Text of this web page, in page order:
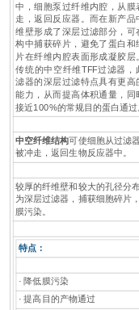
中，细胞泵过纤维内腔，从膜
走，返回反应器。而在新产品
维壁形成了深层过滤部分，可
构中捕获碎片，避免了蛋白和
片在纤维内腔表面形成凝胶层
传统的中空纤维TFF过滤器，
滤器的深层过滤特点具有更高
能力，从而提高体积通量，同
接近100%的常规目的蛋白通过
中空纤维结构可使细胞从过滤
被冲走，返回生物反应器中。
较厚的纤维壁和较大的孔径分
为深层过滤器，捕获细胞碎片
膜污染。
特点：
· 降低膜污染
· 提高目的产物通过